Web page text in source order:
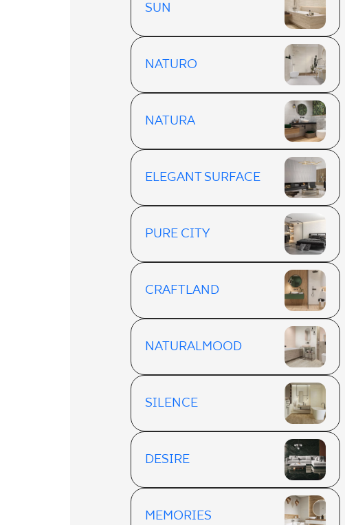
SUN
NATURO
NATURA
ELEGANT SURFACE
PURE CITY
CRAFTLAND
NATURALMOOD
SILENCE
DESIRE
MEMORIES